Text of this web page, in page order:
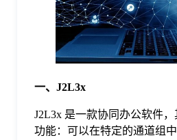
一、J2L3x
J2L3x 是一款协同办公软件
功能：可以在特定的通道组